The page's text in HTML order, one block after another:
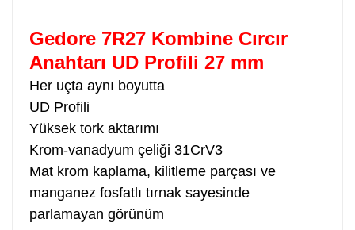
Gedore 7R27 Kombine Cırcır
Anahtarı UD Profili 27 mm
Her uçta aynı boyutta
UD Profili
Yüksek tork aktarımı
Krom-vanadyum çeliği 31CrV3
Mat krom kaplama, kilitleme parçası ve
manganez fosfatlı tırnak sayesinde
parlamayan görünüm